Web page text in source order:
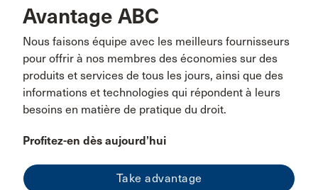
Avantage ABC
Nous faisons équipe avec les meilleurs fournisseurs
pour offrir à nos membres des économies sur des
produits et services de tous les jours, ainsi que des
informations et technologies qui répondent à leurs
besoins en matière de pratique du droit.
Profitez-en dès aujourd’hui
Take advantage